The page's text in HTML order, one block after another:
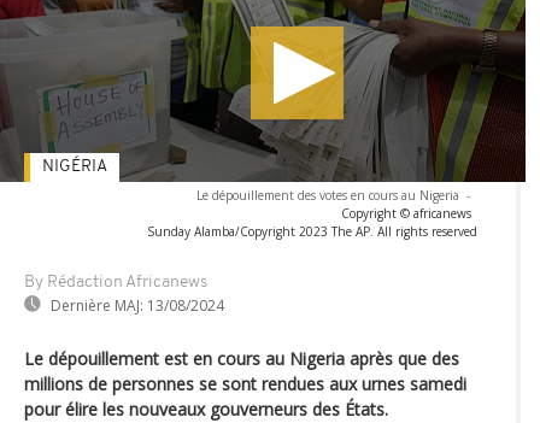
Le dépouillement des votes en cours au Nigeria -
Copyright © africanews
Sunday Alamba/Copyright 2023 The AP. All rights reserved
By Rédaction Africanews
Dernière MAJ: 13/08/2024
NIGÉRIA
Le dépouillement est en cours au Nigeria après que des
millions de personnes se sont rendues aux urnes samedi
pour élire les nouveaux gouverneurs des États.